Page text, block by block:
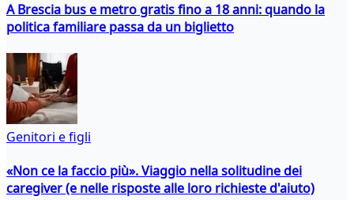
A Brescia bus e metro gratis fino a 18 anni: quando la
politica familiare passa da un biglietto
Genitori e figli
«Non ce la faccio più». Viaggio nella solitudine dei
caregiver (e nelle risposte alle loro richieste d'aiuto)